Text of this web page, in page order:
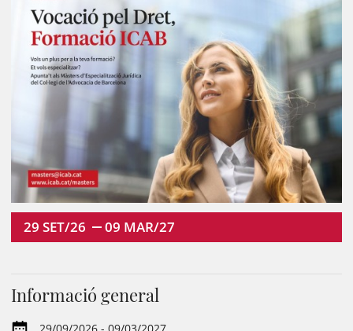
29 SET/26 09 MAR/27
Informació general
29/09/2026 - 09/03/2027